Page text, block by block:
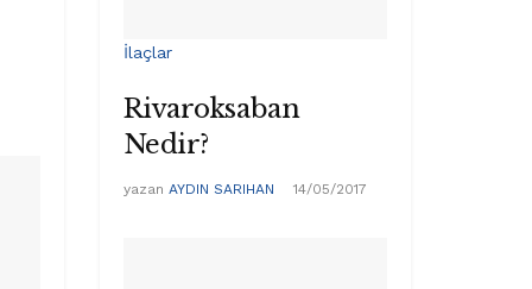
İlaçlar
Rivaroksaban
Nedir?
yazan AYDIN SARIHAN 14/05/2017